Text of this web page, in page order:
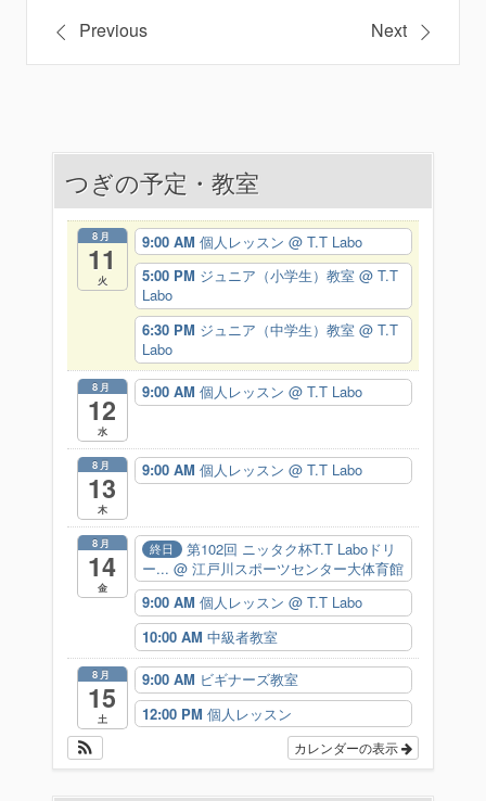
投
稿
ビ
Previous Next
つぎの予定・教室
8月
11
火
9:00 AM 個人レッスン @ T.T Labo
5:00 PM ジュニア（小学生）教室 @ T.T
Labo
6:30 PM ジュニア（中学生）教室 @ T.T
Labo
8月
12
水
9:00 AM 個人レッスン @ T.T Labo
8月
13
木
9:00 AM 個人レッスン @ T.T Labo
8月
14
金
終日
第102回 ニッタク杯T.T Laboドリ
ー... @ 江戸川スポーツセンター大体育館
9:00 AM 個人レッスン @ T.T Labo
10:00 AM 中級者教室
8月
15
土
9:00 AM ビギナーズ教室
12:00 PM 個人レッスン
カレンダーの表示